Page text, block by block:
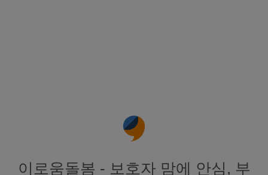
이로움돌봄 - 보호자 맘에 안심, 부